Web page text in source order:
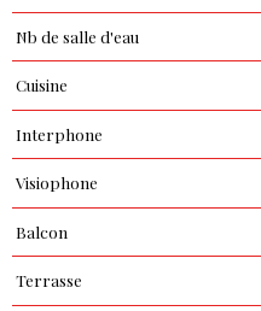
Nb de salle d'eau
Cuisine
Interphone
Visiophone
Balcon
Terrasse